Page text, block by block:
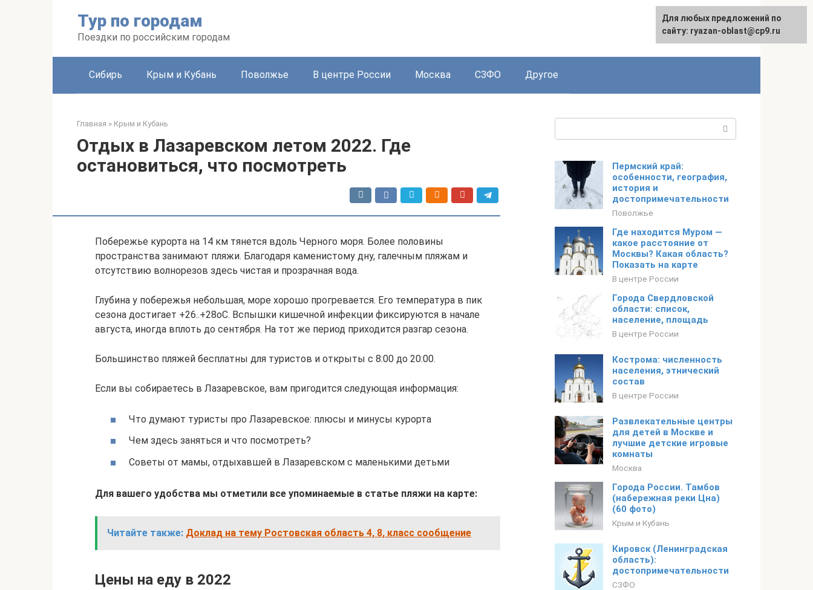
Тур по городам
Поездки по российским городам
Сибирь Крым и Кубань Поволжье В центре России Москва СЗФО Другое
Главная » Крым и Кубань
Отдых в Лазаревском летом 2022. Где
остановиться, что посмотреть
Побережье курорта на 14 км тянется вдоль Черного моря. Более половины
пространства занимают пляжи. Благодаря каменистому дну, галечным пляжам и
отсутствию волнорезов здесь чистая и прозрачная вода.
Глубина у побережья небольшая, море хорошо прогревается. Его температура в пик
сезона достигает +26..+28оС. Вспышки кишечной инфекции фиксируются в начале
августа, иногда вплоть до сентября. На тот же период приходится разгар сезона.
Большинство пляжей бесплатны для туристов и открыты с 8:00 до 20:00.
Если вы собираетесь в Лазаревское, вам пригодится следующая информация:
Что думают туристы про Лазаревское: плюсы и минусы курорта
Чем здесь заняться и что посмотреть?
Советы от мамы, отдыхавшей в Лазаревском с маленькими детьми
Для вашего удобства мы отметили все упоминаемые в статье пляжи на карте:
Читайте также: Доклад на тему Ростовская область 4, 8, класс сообщение
Цены на еду в 2022
Пермский край:
особенности, география,
история и
достопримечательности
Поволжье
Где находится Муром —
какое расстояние от
Москвы? Какая область?
Показать на карте
В центре России
Города Свердловской
области: список,
население, площадь
В центре России
Кострома: численность
населения, этнический
состав
В центре России
Развлекательные центры
для детей в Москве и
лучшие детские игровые
комнаты
Москва
Города России. Тамбов
(набережная реки Цна)
(60 фото)
Крым и Кубань
Кировск (Ленинградская
область):
достопримечательности
СЗФО
Для любых предложений по
сайту: ryazan-oblast@cp9.ru